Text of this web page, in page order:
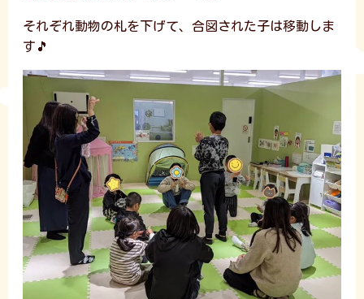
それぞれ動物の札を下げて、合図された子は移動しま
す🎵